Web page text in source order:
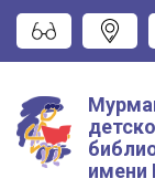
имени